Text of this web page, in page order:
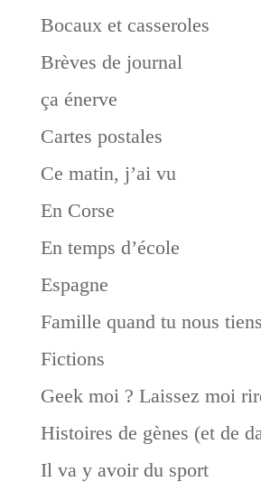
Bocaux et casseroles
Brèves de journal
ça énerve
Cartes postales
Ce matin, j’ai vu
En Corse
En temps d’école
Espagne
Famille quand tu nous tiens
Fictions
Geek moi ? Laissez moi
Histoires de gènes (et de
Il va y avoir du sport